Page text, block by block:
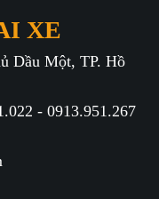
XE
Dầu Một, TP. Hồ
- 0913.951.267